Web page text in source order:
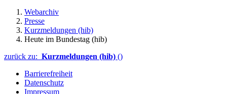
Webarchiv
Presse
Kurzmeldungen (hib)
Heute im Bundestag (hib)
zurück zu: Kurzmeldungen (hib) ()
Barrierefreiheit
Datenschutz
Impressum